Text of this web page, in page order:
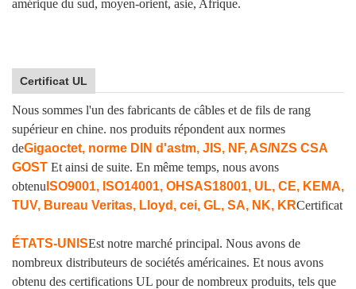
amérique du sud, moyen-orient, asie, Afrique.
Certificat UL
Nous sommes l'un des fabricants de câbles et de fils de rang
supérieur en chine. nos produits répondent aux normes
deGigaoctet, norme DIN d'astm, JIS, NF, AS/NZS CSA
GOST Et ainsi de suite. En même temps, nous avons
obtenu ISO9001, ISO14001, OHSAS18001, UL, CE, KEMA,
TUV, Bureau Veritas, Lloyd, cei, GL, SA, NK, KRCertificat
ÉTATS-UNISEst notre marché principal. Nous avons de
nombreux distributeurs de sociétés américaines. Et nous avons
obtenu des certifications UL pour de nombreux produits, tels que